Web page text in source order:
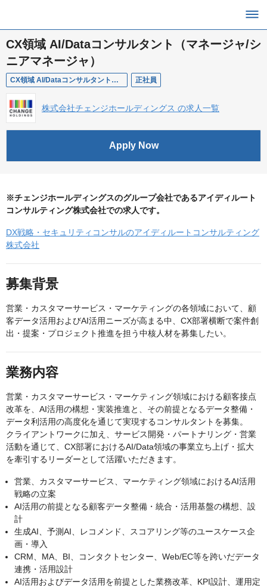
CX領域 AI/Dataコンサルタント（マネージャ/シ
ニアマネージャ）
CX領域 AI/Dataコンサルタント（マネージャ/シニアマネージャ） 正社員
株式会社チェンジホールディングス の求人一覧
Apply Now
※チェンジホールディングスのグループ会社であるアイディルート
コンサルティング株式会社での求人です。
DX戦略・セキュリティコンサルのアイディルートコンサルティング
株式会社
募集背景
営業・カスタマーサービス・マーケティングの各領域において、顧
客データ活用およびAI活用ニーズが高まる中、CX部署横断で案件創
出・提案・プロジェクト推進を担う中核人材を募集したい。
業務内容
営業・カスタマーサービス・マーケティング領域における顧客接点
改革を、AI活用の構想・実装推進と、その前提となるデータ整備・
データ利活用の高度化を通じて実現するコンサルタントを募集。
クライアントワークに加え、サービス開発・パートナリング・営業
活動を通じて、CX部署におけるAI/Data領域の事業立ち上げ・拡大
を牽引するリーダーとして活躍いただきます。
営業、カスタマーサービス、マーケティング領域におけるAI活用
戦略の立案
AI活用の前提となる顧客データ整備・統合・活用基盤の構想、設
計
生成AI、予測AI、レコメンド、スコアリング等のユースケース企
画・導入
CRM、MA、BI、コンタクトセンター、Web/EC等を跨いだデータ
連携・活用設計
AI活用およびデータ活用を前提とした業務改革、KPI設計、運用定